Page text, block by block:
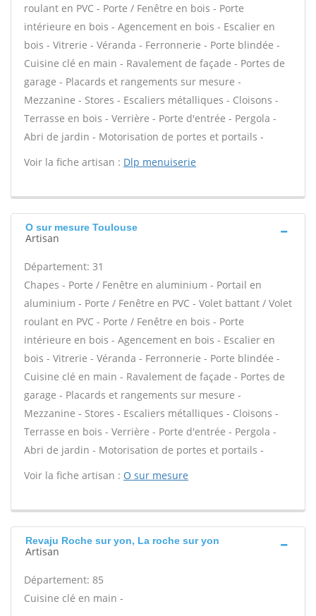
roulant en PVC - Porte / Fenêtre en bois - Porte
intérieure en bois - Agencement en bois - Escalier en
bois - Vitrerie - Véranda - Ferronnerie - Porte blindée -
Cuisine clé en main - Ravalement de façade - Portes de
garage - Placards et rangements sur mesure -
Mezzanine - Stores - Escaliers métalliques - Cloisons -
Terrasse en bois - Verrière - Porte d'entrée - Pergola -
Abri de jardin - Motorisation de portes et portails -
Voir la fiche artisan : Dlp menuiserie
O sur mesure Toulouse
Artisan
Département: 31
Chapes - Porte / Fenêtre en aluminium - Portail en
aluminium - Porte / Fenêtre en PVC - Volet battant / Volet
roulant en PVC - Porte / Fenêtre en bois - Porte
intérieure en bois - Agencement en bois - Escalier en
bois - Vitrerie - Véranda - Ferronnerie - Porte blindée -
Cuisine clé en main - Ravalement de façade - Portes de
garage - Placards et rangements sur mesure -
Mezzanine - Stores - Escaliers métalliques - Cloisons -
Terrasse en bois - Verrière - Porte d'entrée - Pergola -
Abri de jardin - Motorisation de portes et portails -
Voir la fiche artisan : O sur mesure
Revaju Roche sur yon, La roche sur yon
Artisan
Département: 85
Cuisine clé en main -